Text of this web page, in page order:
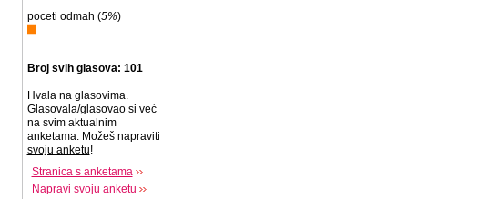
poceti odmah (5%)
Broj svih glasova: 101
Hvala na glasovima.
Glasovala/glasovao si već
na svim aktualnim
anketama. Možeš napraviti
svoju anketu!
Stranica s anketama
Napravi svoju anketu